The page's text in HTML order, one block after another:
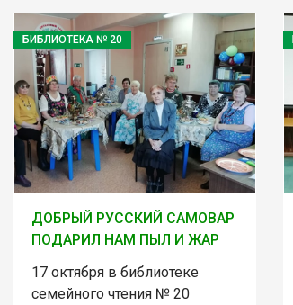
БИБЛИОТЕКА № 20
ДОБРЫЙ РУССКИЙ САМОВАР
ПОДАРИЛ НАМ ПЫЛ И ЖАР
17 октября в библиотеке
семейного чтения № 20